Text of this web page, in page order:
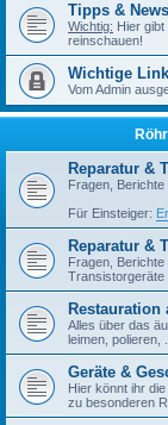
Tipps & News
Wichtig: Hier
reinschauen!
Wichtige
Vom Admin
Reparatur &
Fragen, Berichte
Für Einsteiger:
Reparatur &
Fragen,
Transistorgeräte
Restauration
Alles über das
leimen, polieren,
Geräte &
Hier könnt ihr
zu besonderen